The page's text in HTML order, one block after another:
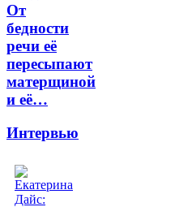
От
бедности
речи её
пересыпают
матерщиной
и её…
Интервью